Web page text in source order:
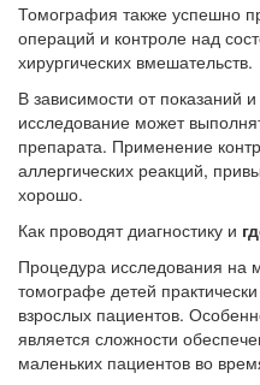
Томография также успешно
операций и контроле над
хирургических вмешательств.
В зависимости от показаний
исследование может
препарата. Применение
аллергических реакций,
хорошо.
Как проводят диагностику и
Процедура исследования на
томографе детей
взрослых пациентов.
является сложности
маленьких пациентов во